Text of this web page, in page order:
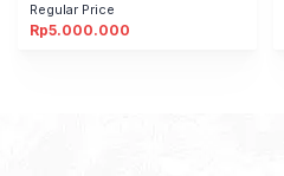
Regular Price
Rp5.000.000